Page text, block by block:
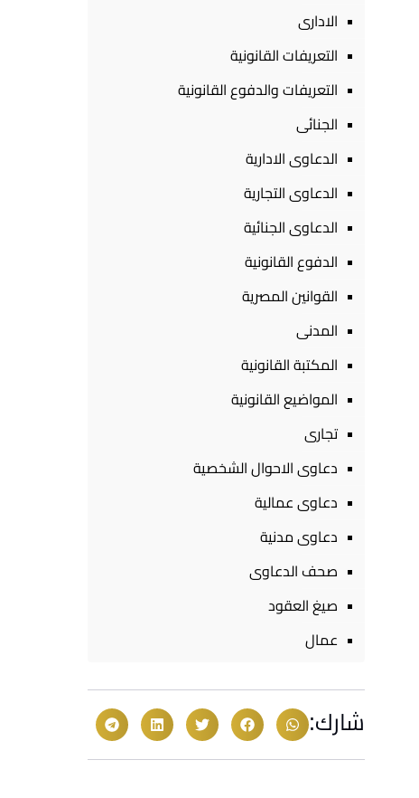
الادارى
التعريفات القانونية
التعريفات والدفوع القانونية
الجنائى
الدعاوى الادارية
الدعاوى التجارية
الدعاوى الجنائية
الدفوع القانونية
القوانين المصرية
المدنى
المكتبة القانونية
المواضيع القانونية
تجارى
دعاوى الاحوال الشخصية
دعاوى عمالية
دعاوى مدنية
صحف الدعاوى
صيغ العقود
عمال
شارك: